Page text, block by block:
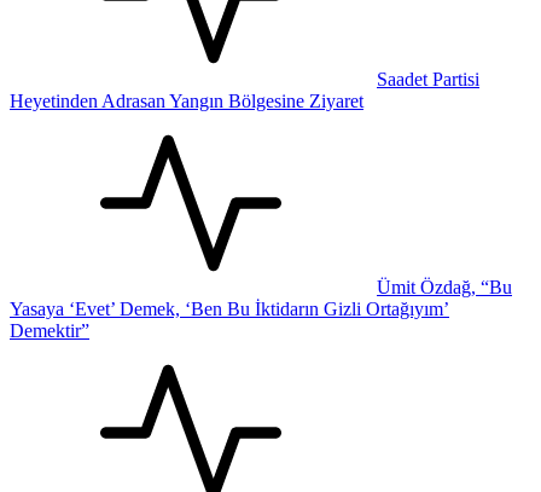
Saadet Partisi
Heyetinden Adrasan Yangın Bölgesine Ziyaret
Ümit Özdağ, “Bu
Yasaya ‘Evet’ Demek, ‘Ben Bu İktidarın Gizli Ortağıyım’
Demektir”